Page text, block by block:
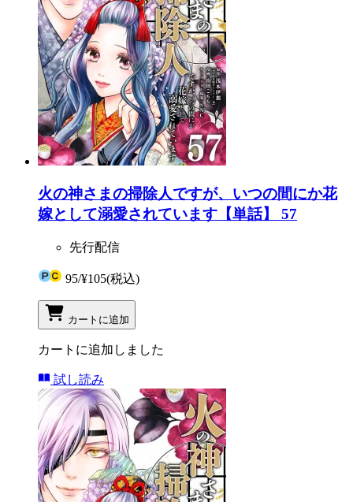
火の神さまの掃除人ですが、いつの間にか花
嫁として溺愛されています【単話】 57
先行配信
95/¥105(税込)
カートに追加
カートに追加しました
試し読み